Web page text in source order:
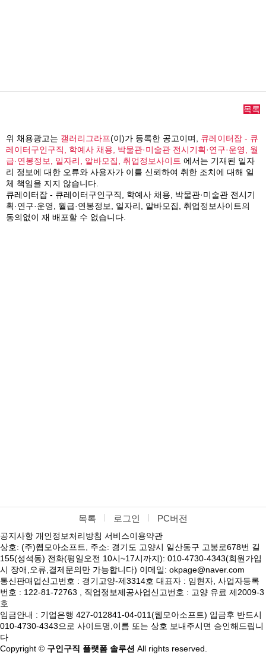
목록
위 채용광고는 갤러리그라프(이)가 등록한 공고이며, 큐레이터잡 - 큐
레이터구인구직, 학예사 채용, 박물관·미술관 전시기획·연구·운영, 월
급·연봉정보, 일자리, 알바모집, 취업정보사이트 에서는 기재된 일자
리 정보에 대한 오류와 사용자가 이를 신뢰하여 취한 조치에 대해 일
체 책임을 지지 않습니다.
큐레이터잡 - 큐레이터구인구직, 학예사 채용, 박물관·미술관 전시기
획·연구·운영, 월급·연봉정보, 일자리, 알바모집, 취업정보사이트의
동의없이 재 배포할 수 없습니다.
목록 로그인 PC버전
공지사항 개인정보처리방침 서비스이용약관
상호: (주)웹모아소프트, 주소: 경기도 고양시 일산동구 고봉로678번 길
155(성석동) 전화(평일오전 10시~17시까지): 010-4730-4343(회원가입
시 장애,오류,결제문의만 가능합니다) 이메일: okpage@naver.com
통신판매업신고번호 : 경기고양-제3314호 대표자 : 임현자, 사업자등록
번호 : 122-81-72763 , 직업정보제공사업신고번호 : 고양 유료 제2009-3
호
임금안내 : 기업은행 427-012841-04-011(웹모아소프트) 입금후 반드시
010-4730-4343으로 사이트명,이름 또는 상호 보내주시면 승인해드립니
다
Copyright © 구인구직 플랫폼 솔루션 All rights reserved.